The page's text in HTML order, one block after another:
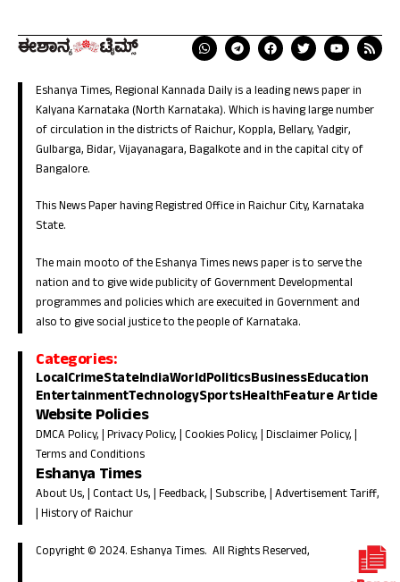
Eshanya Times, Regional Kannada Daily is a leading news paper in
Kalyana Karnataka (North Karnataka). Which is having large number
of circulation in the districts of Raichur, Koppla, Bellary, Yadgir,
Gulbarga, Bidar, Vijayanagara, Bagalkote and in the capital city of
Bangalore.
This News Paper having Registred Office in Raichur City, Karnataka
State.
The main mooto of the Eshanya Times news paper is to serve the
nation and to give wide publicity of Government Developmental
programmes and policies which are execuited in Government and
also to give social justice to the people of Karnataka.
Categories:
LocalCrimeStateIndiaWorldPoliticsBusinessEducation
EntertainmentTechnologySportsHealthFeature Article
Website Policies
DMCA Policy, |Privacy Policy, |Cookies Policy, |Disclaimer Policy, |
Terms and Conditions
Eshanya Times
About Us, |Contact Us, |Feedback, | Subscribe, |Advertisement Tariff,
|History of Raichur
Copyright © 2024. Eshanya Times. All Rights Reserved,